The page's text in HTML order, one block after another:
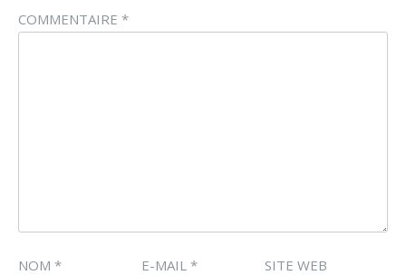
COMMENTAIRE *
NOM * E-MAIL * SITE WEB